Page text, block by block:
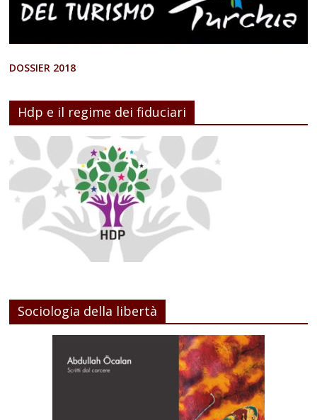
DOSSIER 2018
Hdp e il regime dei fiduciari
Sociologia della libertà